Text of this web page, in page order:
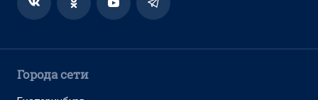
Города сети